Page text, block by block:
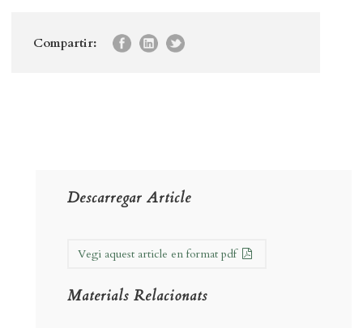
Compartir:
Descarregar Article
Vegi aquest article en format pdf
Materials Relacionats